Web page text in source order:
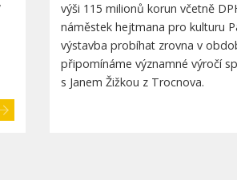
výši 115 milionů korun včetně
náměstek hejtmana pro kulturu
výstavba probíhat zrovna v
připomínáme významné výročí
s Janem Žižkou z Trocnova.